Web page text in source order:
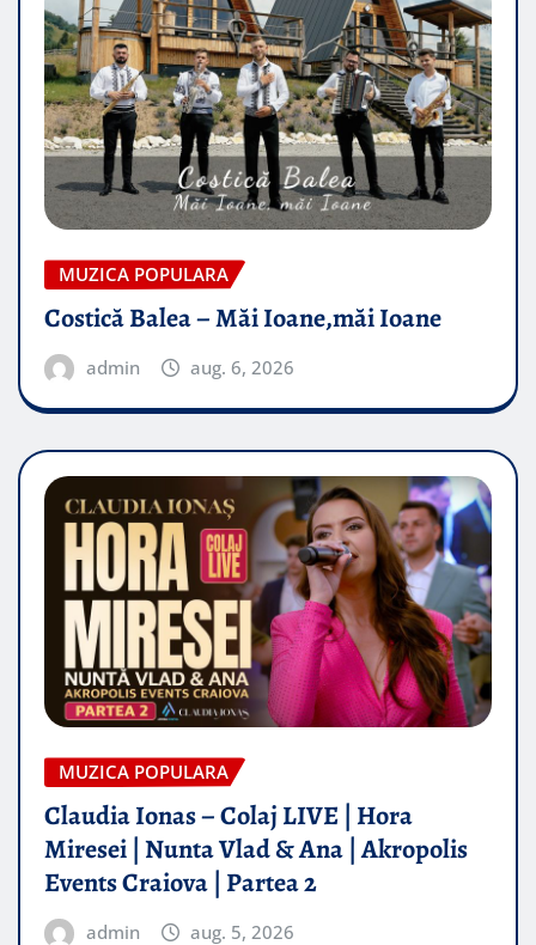
MUZICA POPULARA
Costică Balea – Măi Ioane,măi Ioane
admin aug. 6, 2026
MUZICA POPULARA
Claudia Ionas – Colaj LIVE | Hora
Miresei | Nunta Vlad & Ana | Akropolis
Events Craiova | Partea 2
admin aug. 5, 2026